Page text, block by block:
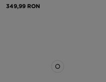
349,99 RON